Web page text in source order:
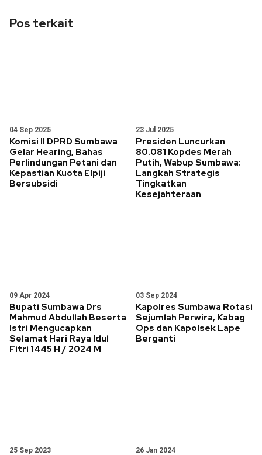
Pos terkait
04 Sep 2025
Komisi II DPRD Sumbawa
Gelar Hearing, Bahas
Perlindungan Petani dan
Kepastian Kuota Elpiji
Bersubsidi
23 Jul 2025
Presiden Luncurkan
80.081 Kopdes Merah
Putih, Wabup Sumbawa:
Langkah Strategis
Tingkatkan
Kesejahteraan
09 Apr 2024
Bupati Sumbawa Drs
Mahmud Abdullah Beserta
Istri Mengucapkan
Selamat Hari Raya Idul
Fitri 1445 H / 2024 M
03 Sep 2024
Kapolres Sumbawa Rotasi
Sejumlah Perwira, Kabag
Ops dan Kapolsek Lape
Berganti
25 Sep 2023 26 Jan 2024